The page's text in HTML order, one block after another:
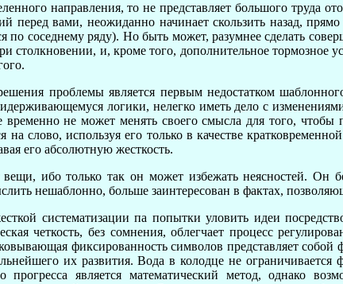
направления, то не представляет большого труда
перед вами, неожиданно начинает скользить назад,
по соседнему ряду). Но быть может, разумнее сделать
столкновении, и, кроме того, дополнительное тормозное
проблемы является первым недостатком
логики, нелегко иметь дело с
не может менять своего смысла для того, чтобы
слово, используя его только в качестве
его абсолютную жесткость.
ибо только так он может избежать неясностей. Он
нешаблонно, больше заинтересован в фактах,
систематизации па попытки уловить идеи
четкость, без сомнения, облегчает процесс
фиксированность символов представляет
их развития. Вода в колодце не ограничивается
является математический метод, однако